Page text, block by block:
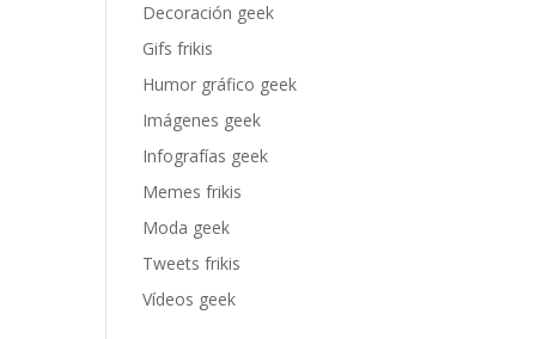
Decoración geek
Gifs frikis
Humor gráfico geek
Imágenes geek
Infografías geek
Memes frikis
Moda geek
Tweets frikis
Vídeos geek